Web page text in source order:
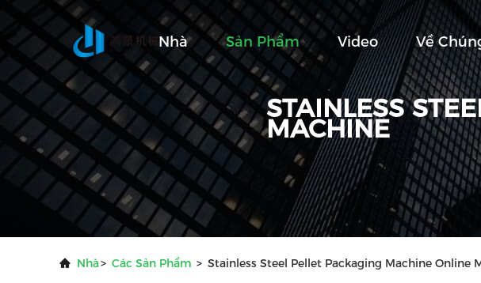
Nhà Sản Phẩm Video Về
STAINLESS
MACHINE
Nhà> Các Sản Phẩm > Stainless Steel Pellet Packaging Machine Online